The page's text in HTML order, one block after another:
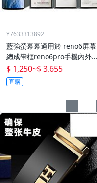
Y7633313892
藍強螢幕幕適用於 reno6屏幕
總成帶框reno6pro手機內外顯
示屏拆機原廠更換液晶玻璃維
修一體屏內屏外屏
$ 1,250~$ 3,655
直購